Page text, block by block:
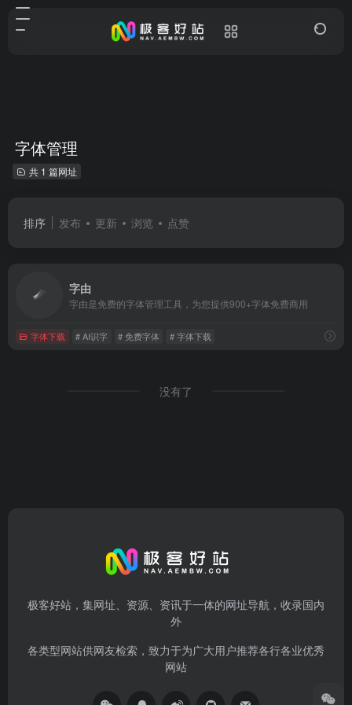
字体管理
共 1 篇网址
排序 发布 更新 浏览 点赞
字由
字由是免费的字体管理工具，为您提供900+字体免费商用
字体下载 # AI识字 # 免费字体 # 字体下载
没有了
极客好站，集网址、资源、资讯于一体的网址导航，收录国内
外
各类型网站供网友检索，致力于为广大用户推荐各行各业优秀
网站